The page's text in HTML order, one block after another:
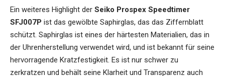
Ein weiteres Highlight der Seiko Prospex Speedtimer
SFJ007P ist das gewölbte Saphirglas, das das Ziffernblatt
schützt. Saphirglas ist eines der härtesten Materialien, das in
der Uhrenherstellung verwendet wird, und ist bekannt für seine
hervorragende Kratzfestigkeit. Es ist nur schwer zu
zerkratzen und behält seine Klarheit und Transparenz auch